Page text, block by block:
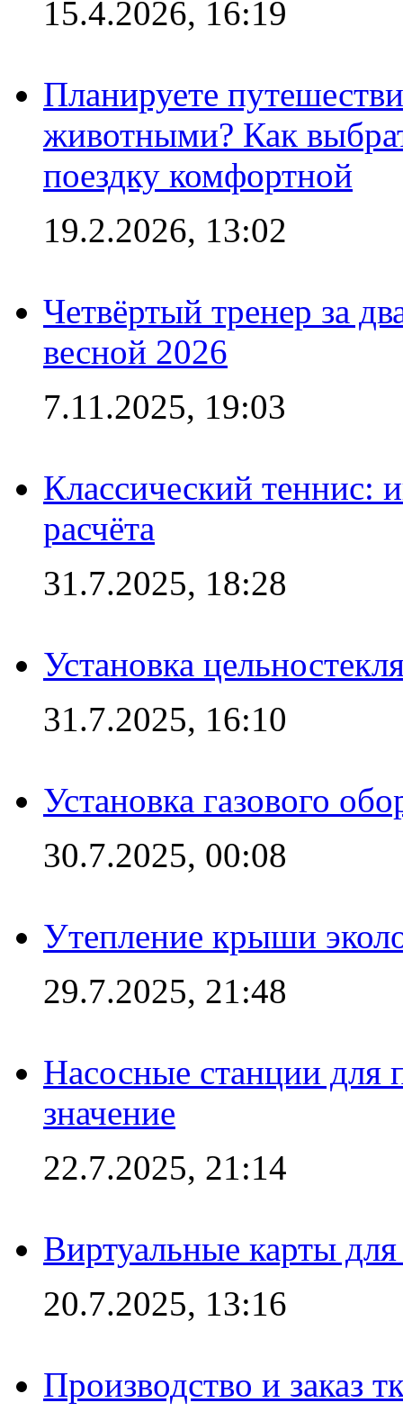
15.4.2026, 16:19
Планируете
животными? Как
поездку комфортной
19.2.2026, 13:02
Четвёртый тренер за
весной 2026
7.11.2025, 19:03
Классический теннис:
расчёта
31.7.2025, 18:28
Установка
31.7.2025, 16:10
Установка газового
30.7.2025, 00:08
Утепление крыши
29.7.2025, 21:48
Насосные станции для
значение
22.7.2025, 21:14
Виртуальные карты
20.7.2025, 13:16
Производство и заказ